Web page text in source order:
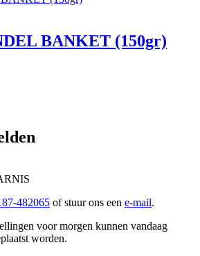
BANKET (150gr)
482065 of stuur ons een e-mail.
voor morgen kunnen vandaag
worden.